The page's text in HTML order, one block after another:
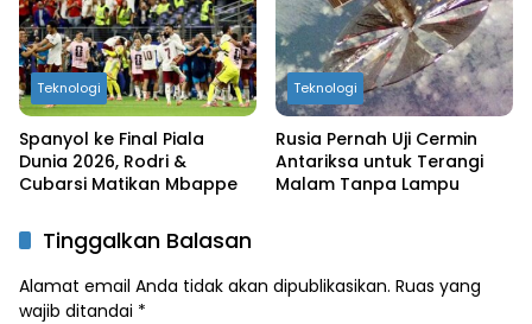
Teknologi
Spanyol ke Final Piala
Dunia 2026, Rodri &
Cubarsi Matikan Mbappe
Teknologi
Rusia Pernah Uji Cermin
Antariksa untuk Terangi
Malam Tanpa Lampu
Tinggalkan Balasan
Alamat email Anda tidak akan dipublikasikan. Ruas yang
wajib ditandai *